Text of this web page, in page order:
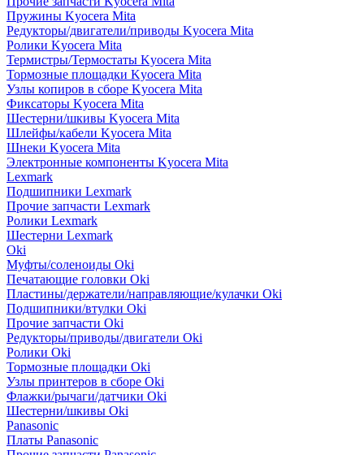
Пружины Kyocera Mita
Редукторы/двигатели/приводы Kyocera Mita
Ролики Kyocera Mita
Термистры/Термостаты Kyocera Mita
Тормозные площадки Kyocera Mita
Узлы копиров в сборе Kyocera Mita
Фиксаторы Kyocera Mita
Шестерни/шкивы Kyocera Mita
Шлейфы/кабели Kyocera Mita
Шнеки Kyocera Mita
Электронные компоненты Kyocera Mita
Lexmark
Подшипники Lexmark
Прочие запчасти Lexmark
Ролики Lexmark
Шестерни Lexmark
Oki
Муфты/соленоиды Oki
Печатающие головки Oki
Пластины/держатели/направляющие/кулачки Oki
Подшипники/втулки Oki
Прочие запчасти Oki
Редукторы/приводы/двигатели Oki
Ролики Oki
Тормозные площадки Oki
Узлы принтеров в сборе Oki
Флажки/рычаги/датчики Oki
Шестерни/шкивы Oki
Panasonic
Платы Panasonic